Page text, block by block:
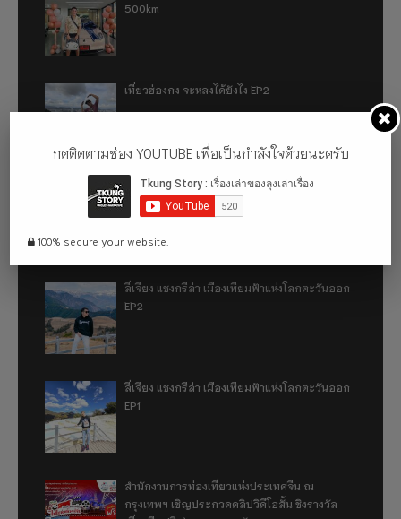
500km
เที่ยวฮ่องกง จะหลงได้ยังไง EP2
เที่ยวฮ่องกง จะหลงได้ยังไง EP1
ลี่เจียง แชงกรีล่า เมืองเทียมฟ้าแห่งโลกตะวันออก
EP2
ลี่เจียง แชงกรีล่า เมืองเทียมฟ้าแห่งโลกตะวันออก
EP1
สำนักงานการท่องเที่ยวแห่งประเทศจีน ณ
กรุงเทพฯ เชิญประกวดคลิปวิดีโอสั้น ชิงรางวัล
กดติดตามช่อง YOUTUBE เพื่อเป็นกำลังใจด้วยนะครับ
100% secure your website.